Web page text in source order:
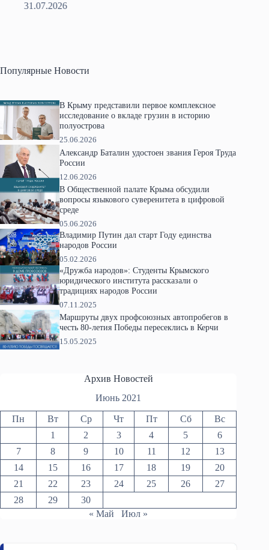
31.07.2026
Популярные Новости
В Крыму представили первое комплексное
исследование о вкладе грузин в историю
полуострова
25.06.2026
Александр Баталин удостоен звания Героя Труда
России
12.06.2026
В Общественной палате Крыма обсудили
вопросы языкового суверенитета в цифровой
среде
05.06.2026
Владимир Путин дал старт Году единства
народов России
05.02.2026
«Дружба народов»: Студенты Крымского
юридического института рассказали о
традициях народов России
07.11.2025
Маршруты двух профсоюзных автопробегов в
честь 80-летия Победы пересеклись в Керчи
15.05.2025
Архив Новостей
Июнь 2021
Пн Вт Ср Чт Пт Сб
Вс
1
2 3 4 5
6
7
8 9 10 11 12
13
14
15 16 17 18 19
20
21
22 23 24 25 26
27
28
29
30
« Май
Июл »